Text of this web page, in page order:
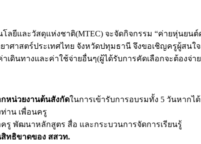
และวัสดุแห่งชาติ(MTEC) จะจัดกิจกรรม “ค่ายหุ่นยนต์ครู
ศาสตร์ประเทศไทย จังหวัดปทุมธานี จึงขอเชิญครูผู้สน
นทางและค่าใช้จ่ายอื่นๆ(ผู้ได้รับการคัดเลือกจะต้องจ่าย
หน่วยงานต้นสังกัดในการเข้ารับการอบรมทั้ง 5 วันหากไ
าน เพื่อนครู
พัฒนาหลักสูตร สื่อ และกระบวนการจัดการเรียนรู้
สิทธิขาดของ สสวท.